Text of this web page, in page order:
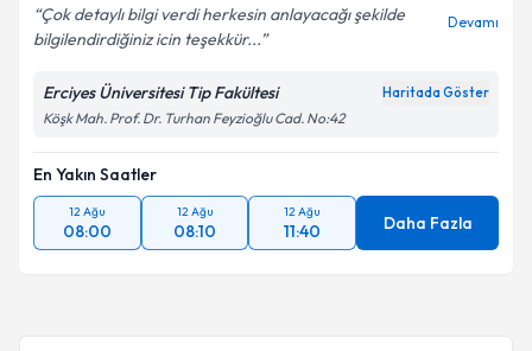
Çok detaylı bilgi verdi herkesin anlayacağı şekilde
bilgilendirdiğiniz icin teşekkür...
Devamı
Erciyes Üniversitesi Tip Fakültesi Haritada Göster
Köşk Mah. Prof. Dr. Turhan Feyzioğlu Cad. No:42
En Yakın Saatler
12 Ağu
08:00
12 Ağu
08:10
12 Ağu
11:40 Daha Fazla